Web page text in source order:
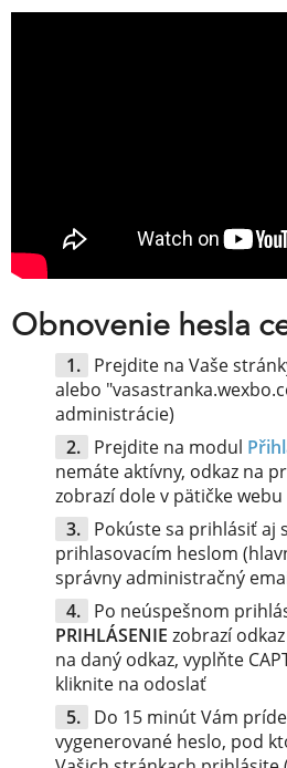
Obnovenie hesla
Prejdite na Vaše
alebo
administrácie)
Prejdite na modul
nemáte aktívny, odkaz na
zobrazí dole v pätičke webu
Pokúste sa prihlásiť aj
prihlasovacím heslom
správny administračný
Po neúspešnom
PRIHLÁSENIE zobrazí
na daný odkaz, vyplňte
kliknite na odoslať
Do 15 minút Vám
vygenerované heslo, pod